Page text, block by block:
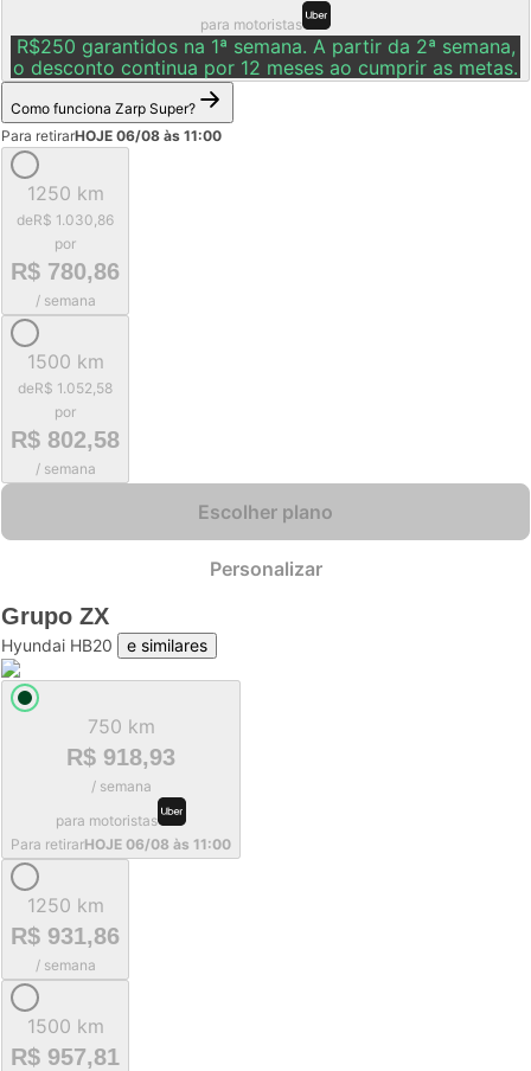
para motoristas
R$250 garantidos na 1ª semana. A partir da 2ª semana,
o desconto continua por 12 meses ao cumprir as metas.
Como funciona Zarp Super?
Para retirarHOJE 06/08 às 11:00
1250 km
deR$ 1.030,86
por
R$ 780,86
/ semana
1500 km
deR$ 1.052,58
por
R$ 802,58
/ semana
Escolher plano
Personalizar
Grupo ZX
Hyundai HB20 e similares
750 km
R$ 918,93
/ semana
para motoristas
Para retirarHOJE 06/08 às 11:00
1250 km
R$ 931,86
/ semana
1500 km
R$ 957,81